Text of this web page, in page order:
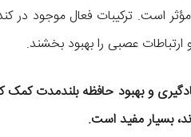
است. ترکیبات فعال موجود در
عصبی را بهبود بخشند.
و بهبود حافظه بلندمدت کمک
بسیار مفید است.